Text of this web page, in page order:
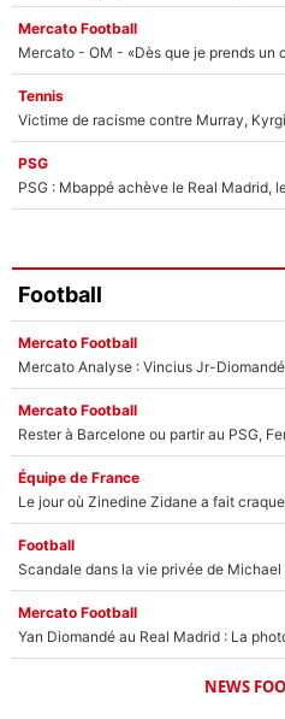
Mercato Football
Tennis
PSG
PSG : Mbappé achève le Real Madrid,
Football
Mercato Football
Mercato Football
Équipe de France
Football
Mercato Football
Yan Diomandé au Real Madrid : La
NEWS